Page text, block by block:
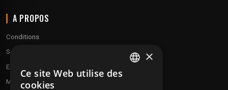
A PROPOS
Conditions
Service client
Expédition & retours
Modes de paiement
×
Ce site Web utilise des
cookies